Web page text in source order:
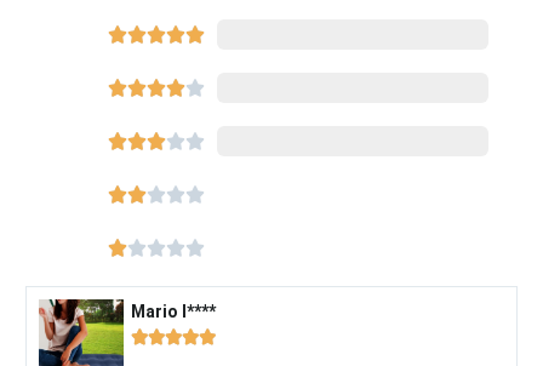





Mario I****​
